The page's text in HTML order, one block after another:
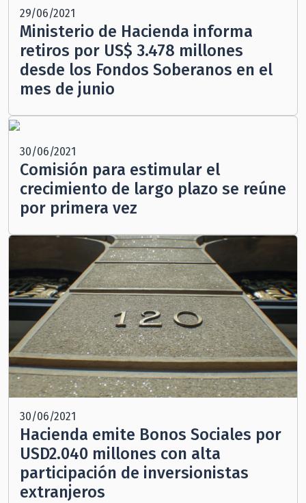
29/06/2021
Ministerio de Hacienda informa
retiros por US$ 3.478 millones
desde los Fondos Soberanos en el
mes de junio
30/06/2021
Comisión para estimular el
crecimiento de largo plazo se reúne
por primera vez
30/06/2021
Hacienda emite Bonos Sociales por
USD2.040 millones con alta
participación de inversionistas
extranjeros